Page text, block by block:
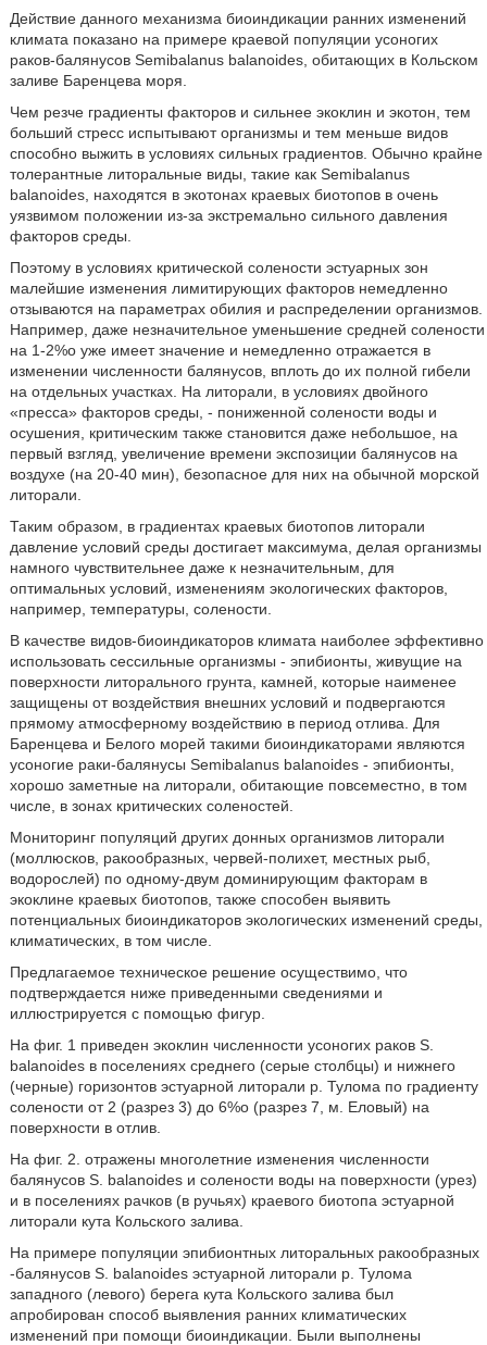
Действие данного механизма биоиндикации ранних изменений
климата показано на примере краевой популяции усоногих
раков-балянусов Semibalanus balanoides, обитающих в Кольском
заливе Баренцева моря.
Чем резче градиенты факторов и сильнее экоклин и экотон, тем
больший стресс испытывают организмы и тем меньше видов
способно выжить в условиях сильных градиентов. Обычно крайне
толерантные литоральные виды, такие как Semibalanus
balanoides, находятся в экотонах краевых биотопов в очень
уязвимом положении из-за экстремально сильного давления
факторов среды.
Поэтому в условиях критической солености эстуарных зон
малейшие изменения лимитирующих факторов немедленно
отзываются на параметрах обилия и распределении организмов.
Например, даже незначительное уменьшение средней солености
на 1-2%о уже имеет значение и немедленно отражается в
изменении численности балянусов, вплоть до их полной гибели
на отдельных участках. На литорали, в условиях двойного
«пресса» факторов среды, - пониженной солености воды и
осушения, критическим также становится даже небольшое, на
первый взгляд, увеличение времени экспозиции балянусов на
воздухе (на 20-40 мин), безопасное для них на обычной морской
литорали.
Таким образом, в градиентах краевых биотопов литорали
давление условий среды достигает максимума, делая организмы
намного чувствительнее даже к незначительным, для
оптимальных условий, изменениям экологических факторов,
например, температуры, солености.
В качестве видов-биоиндикаторов климата наиболее эффективно
использовать сессильные организмы - эпибионты, живущие на
поверхности литорального грунта, камней, которые наименее
защищены от воздействия внешних условий и подвергаются
прямому атмосферному воздействию в период отлива. Для
Баренцева и Белого морей такими биоиндикаторами являются
усоногие раки-балянусы Semibalanus balanoides - эпибионты,
хорошо заметные на литорали, обитающие повсеместно, в том
числе, в зонах критических соленостей.
Мониторинг популяций других донных организмов литорали
(моллюсков, ракообразных, червей-полихет, местных рыб,
водорослей) по одному-двум доминирующим факторам в
экоклине краевых биотопов, также способен выявить
потенциальных биоиндикаторов экологических изменений среды,
климатических, в том числе.
Предлагаемое техническое решение осуществимо, что
подтверждается ниже приведенными сведениями и
иллюстрируется с помощью фигур.
На фиг. 1 приведен экоклин численности усоногих раков S.
balanoides в поселениях среднего (серые столбцы) и нижнего
(черные) горизонтов эстуарной литорали р. Тулома по градиенту
солености от 2 (разрез 3) до 6%о (разрез 7, м. Еловый) на
поверхности в отлив.
На фиг. 2. отражены многолетние изменения численности
балянусов S. balanoides и солености воды на поверхности (урез)
и в поселениях рачков (в ручьях) краевого биотопа эстуарной
литорали кута Кольского залива.
На примере популяции эпибионтных литоральных ракообразных
-балянусов S. balanoides эстуарной литорали р. Тулома
западного (левого) берега кута Кольского залива был
апробирован способ выявления ранних климатических
изменений при помощи биоиндикации. Были выполнены